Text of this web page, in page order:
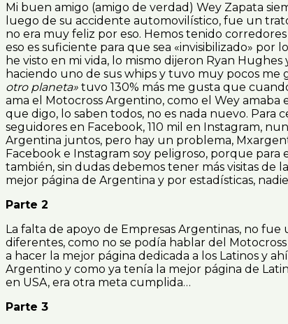
Mi buen amigo (amigo de verdad) Wey Zapata
luego de su accidente automovilístico, fue un
no era muy feliz por eso. Hemos tenido
eso es suficiente para que sea «invisibilizado»
he visto en mi vida, lo mismo dijeron Ryan
haciendo uno de sus whips y tuvo muy pocos me
otro planeta» tuvo 130% más me gusta que
ama el Motocross Argentino, como el Wey
que digo, lo saben todos, no es nada nuevo.
seguidores en Facebook, 110 mil en Instagram,
Argentina juntos, pero hay un problema,
Facebook e Instagram soy peligroso, porque
también, sin dudas debemos tener más visitas de
mejor página de Argentina y por estadísticas,
Parte 2
La falta de apoyo de Empresas Argentinas, no
diferentes, como no se podía hablar del
a hacer la mejor página dedicada a los Latinos y
Argentino y como ya tenía la mejor página de
en USA, era otra meta cumplida…
Parte 3